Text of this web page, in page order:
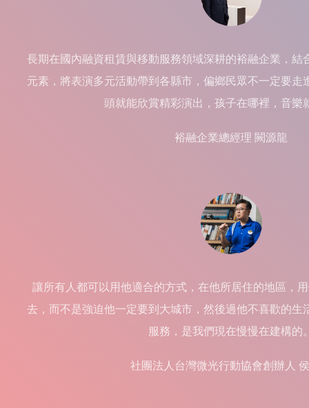
長期在國內融資租賃與移動服務領域深耕的裕融企業，結
元素，將表演多元活動帶到各縣市，偏鄉民眾不一定要走
頭就能欣賞精彩演出，孩子在哪裡，音樂
裕融企業總經理 闕源龍
讓所有人都可以用他適合的方式，在他所居住的地區，
去，而不是強迫他一定要到大城市，然後過他不喜歡的生
服務，是我們現在慢慢在建構的
社團法人台灣微光行動協會創辦人